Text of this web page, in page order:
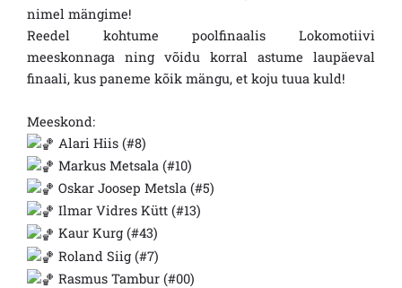
nimel mängime!
Reedel kohtume poolfinaalis Lokomotiivi
meeskonnaga ning võidu korral astume laupäeval
finaali, kus paneme kõik mängu, et koju tuua kuld!
Meeskond:
Alari Hiis (#8)
Markus Metsala (#10)
Oskar Joosep Metsla (#5)
Ilmar Vidres Kütt (#13)
Kaur Kurg (#43)
Roland Siig (#7)
Rasmus Tambur (#00)